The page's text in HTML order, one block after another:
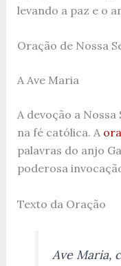
levando a paz e o
Oração de Nossa
A Ave Maria
A devoção a
na fé católica. A
palavras do anjo
poderosa
Texto da Oração
Ave Maria,